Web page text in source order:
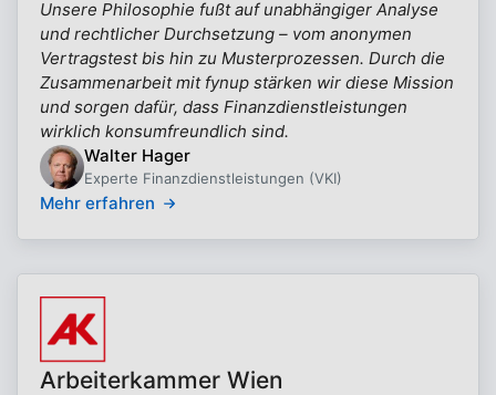
Unsere Philosophie fußt auf unabhängiger Analyse
und rechtlicher Durchsetzung – vom anonymen
Vertragstest bis hin zu Musterprozessen. Durch die
Zusammenarbeit mit fynup stärken wir diese Mission
und sorgen dafür, dass Finanzdienstleistungen
wirklich konsumfreundlich sind.
Walter Hager
Experte Finanzdienstleistungen (VKI)
Mehr erfahren
Arbeiterkammer Wien